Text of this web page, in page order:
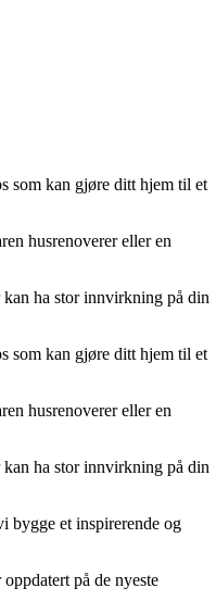
som kan gjøre ditt hjem til et
husrenoverer eller en
ha stor innvirkning på din
som kan gjøre ditt hjem til et
husrenoverer eller en
ha stor innvirkning på din
bygge et inspirerende og
på de nyeste